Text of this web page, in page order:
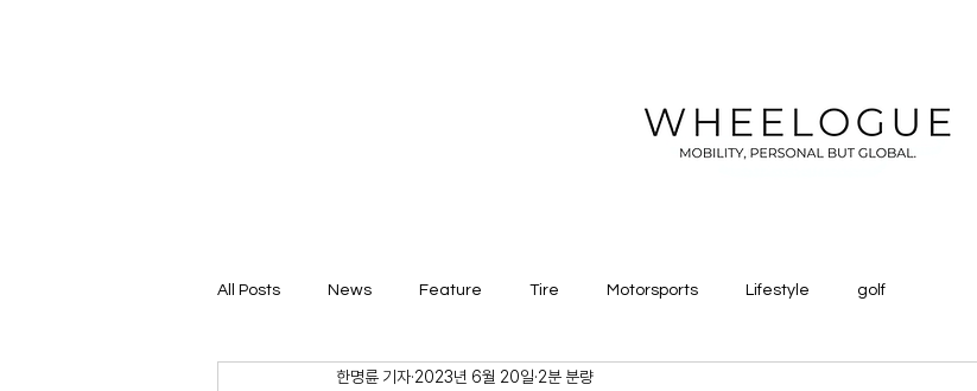
All Posts News Feature Tire Motorsports Lifestyle golf
한명륜 기자 2023년 6월 20일 2분 분량